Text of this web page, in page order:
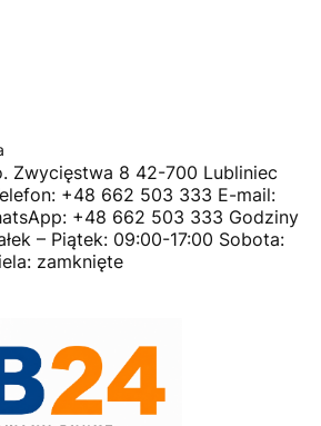
Zwycięstwa 8 42-700 Lubliniec
+48 662 503 333 E-mail:
+48 662 503 333 Godziny
– Piątek: 09:00-17:00 Sobota:
zamknięte